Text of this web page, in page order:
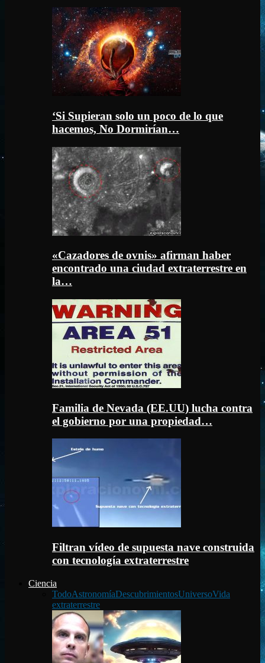
‘Si Supieran solo un poco de lo que
hacemos, No Dormirían…
«Cazadores de ovnis» afirman haber
encontrado una ciudad extraterrestre en
la…
Familia de Nevada (EE.UU) lucha contra
el gobierno por una propiedad…
Filtran vídeo de supuesta nave construida
con tecnología extraterrestre
Ciencia
TodoAstronomíaDescubrimientosUniversoVida
extraterrestre